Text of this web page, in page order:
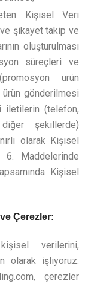
Kişisel Veri
şikayet takip ve
oluşturulması
süreçleri ve
ürün
ürün gönderilmesi
iletilerin (telefon,
şekillerde)
olarak Kişisel
6. Maddelerinde
Kişisel
Çerezler:
verilerini,
olarak işliyoruz.
çerezler